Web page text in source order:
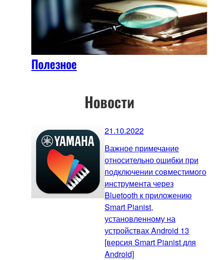
Полезное
Новости
21.10.2022
Важное примечание
относительно ошибки при
подключении совместимого
инструмента через
Bluetooth к приложению
Smart Pianist,
установленному на
устройствах Android 13
[версия Smart Pianist для
Android]